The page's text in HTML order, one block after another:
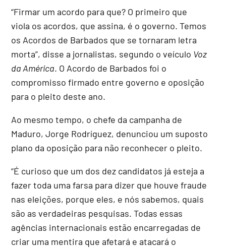
“Firmar um acordo para que? O primeiro que
viola os acordos, que assina, é o governo. Temos
os Acordos de Barbados que se tornaram letra
morta”, disse a jornalistas, segundo o veículo Voz
da América. O Acordo de Barbados foi o
compromisso firmado entre governo e oposição
para o pleito deste ano.
Ao mesmo tempo, o chefe da campanha de
Maduro, Jorge Rodríguez, denunciou um suposto
plano da oposição para não reconhecer o pleito.
“É curioso que um dos dez candidatos já esteja a
fazer toda uma farsa para dizer que houve fraude
nas eleições, porque eles, e nós sabemos, quais
são as verdadeiras pesquisas. Todas essas
agências internacionais estão encarregadas de
criar uma mentira que afetará e atacará o